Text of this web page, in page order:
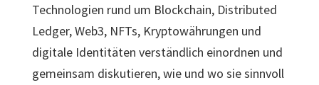
Technologien rund um Blockchain, Distributed
Ledger, Web3, NFTs, Kryptowährungen und
digitale Identitäten verständlich einordnen und
gemeinsam diskutieren, wie und wo sie sinnvoll